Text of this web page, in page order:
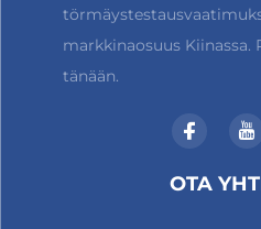
markkinaosuus Kiinassa.
tänään.
OTA